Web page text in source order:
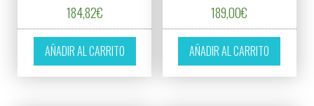
184,82€
AÑADIR AL CARRITO
189,00€
AÑADIR AL CARRITO